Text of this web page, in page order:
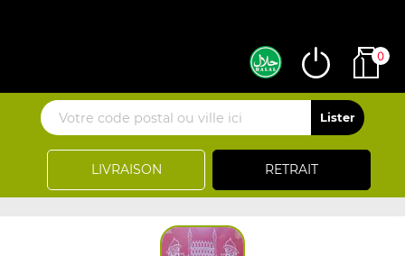
LIVRAISON RETRAIT
0